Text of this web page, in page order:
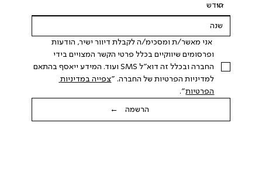
אני מאשר/ת ומסכימ/ה לקבלת דיוור ישיר, הודעות
החברה ובכלל זה דוא"ל SMS ועוד. המידע ייאסף בהתאם
למדיניות הפרטיות של החברה. "
צפייה במדיניות
הפרטיות".
הרשמה ←